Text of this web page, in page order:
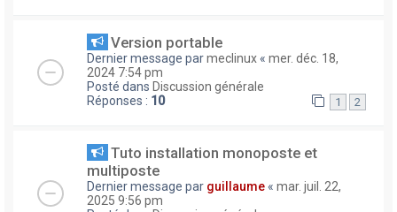
Version portable
Dernier message parmeclinux « mer. déc. 18,
2024 7:54 pm
Posté dans Discussion générale
Réponses : 10 1 2
Tuto installation monoposte et
multiposte
Dernier message par guillaume « mar. juil. 22,
2025 9:56 pm